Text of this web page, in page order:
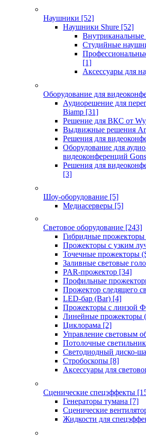
Наушники [52]
Наушники Shure [52]
Студийные
[1]
Аксессуары для
Оборудование для
Аудиорешение для
Biamp [31]
Решение для ВКС от
Выдвижные решения
Решения для
Оборудование для
видеоконференций
Решения для
[3]
Шоу-оборудование [5]
Медиасерверы [5]
Световое оборудование [243]
Гибридные прожекторы
Прожекторы с узким
Точечные прожекторы
Заливные световые
PAR-прожектор [34]
Профильные
Прожектор следящего
LED-бар (Bar) [4]
Прожекторы с линзой
Линейные прожекторы
Циклорама [2]
Управление световым
Потолочные
Светодиодный диско-
Стробоскопы [8]
Аксессуары для
Сценические спецэффекты
Генераторы тумана [7]
Сценические
Жидкости для